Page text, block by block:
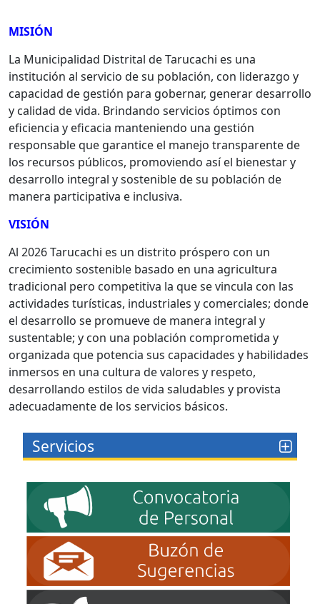
MISIÓN
La Municipalidad Distrital de Tarucachi es una
institución al servicio de su población, con liderazgo y
capacidad de gestión para gobernar, generar desarrollo
y calidad de vida. Brindando servicios óptimos con
eficiencia y eficacia manteniendo una gestión
responsable que garantice el manejo transparente de
los recursos públicos, promoviendo así el bienestar y
desarrollo integral y sostenible de su población de
manera participativa e inclusiva.
VISIÓN
Al 2026 Tarucachi es un distrito próspero con un
crecimiento sostenible basado en una agricultura
tradicional pero competitiva la que se vincula con las
actividades turísticas, industriales y comerciales; donde
el desarrollo se promueve de manera integral y
sustentable; y con una población comprometida y
organizada que potencia sus capacidades y habilidades
inmersos en una cultura de valores y respeto,
desarrollando estilos de vida saludables y provista
adecuadamente de los servicios básicos.
Servicios